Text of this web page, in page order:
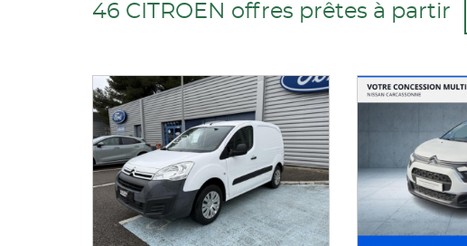
46 CITROEN offres prêtes à partir